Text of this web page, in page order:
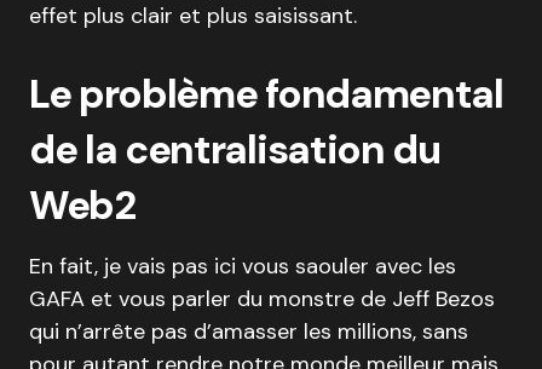
effet plus clair et plus saisissant.
Le problème fondamental
de la centralisation du
Web2
En fait, je vais pas ici vous saouler avec les
GAFA et vous parler du monstre de Jeff Bezos
qui n’arrête pas d’amasser les millions, sans